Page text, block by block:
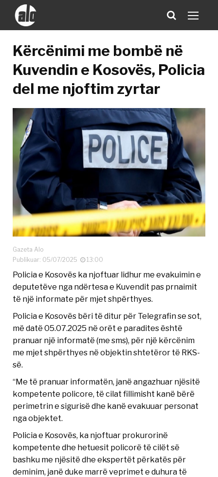
Kërcënimi me bombë në
Kuvendin e Kosovës, Policia
del me njoftim zyrtar
Gazeta Alo
Publikuar: 05/07/2025
13:00
Policia e Kosovës ka njoftuar lidhur me evakuimin e
deputetëve nga ndërtesa e Kuvendit pas prnaimit
të një informate për mjet shpërthyes.
Policia e Kosovës bëri të ditur për Telegrafin se sot,
më datë 05.07.2025 në orët e paradites është
pranuar një informatë (me sms), për një kërcënim
me mjet shpërthyes në objektin shtetëror të RKS-
së.
“Me të pranuar informatën, janë angazhuar njësitë
kompetente policore, të cilat fillimisht kanë bërë
perimetrin e sigurisë dhe kanë evakuuar personat
nga objektet.
Policia e Kosovës, ka njoftuar prokurorinë
kompetente dhe hetuesit policorë të cilët së
bashku me njësitë dhe ekspertët përkatës për
deminim, janë duke marrë veprimet e duhura të